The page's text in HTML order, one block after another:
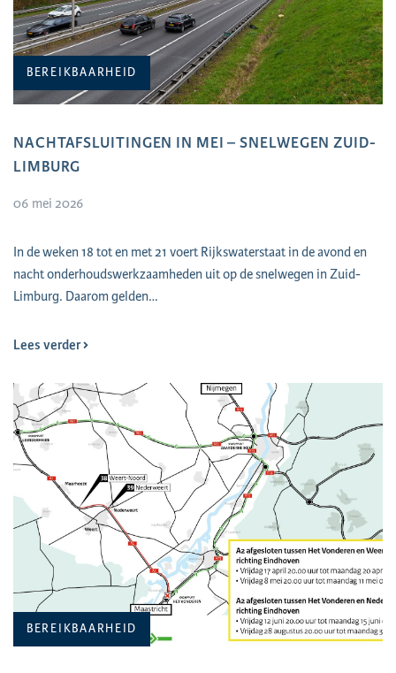
BEREIKBAARHEID
NACHTAFSLUITINGEN IN MEI – SNELWEGEN ZUID-
LIMBURG
06 mei 2026
In de weken 18 tot en met 21 voert Rijkswaterstaat in de avond en
nacht onderhoudswerkzaamheden uit op de snelwegen in Zuid-
Limburg. Daarom gelden…
Lees verder
BEREIKBAARHEID